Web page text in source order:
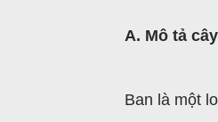
A. Mô tả cây
Ban là một